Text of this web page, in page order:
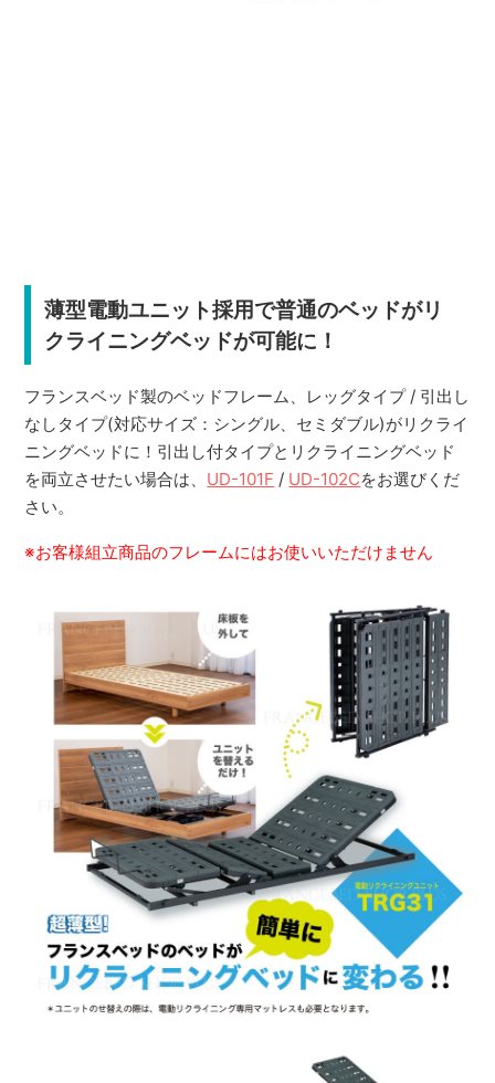
薄型電動ユニット採用で普通のベッドがリ
クライニングベッドが可能に！
フランスベッド製のベッドフレーム、レッグタイプ / 引出し
なしタイプ(対応サイズ：シングル、セミダブル)がリクライ
ニングベッドに！引出し付タイプとリクライニングベッド
を両立させたい場合は、 UD-101F / UD-102Cをお選びくだ
さい。
※お客様組立商品のフレームにはお使いいただけません